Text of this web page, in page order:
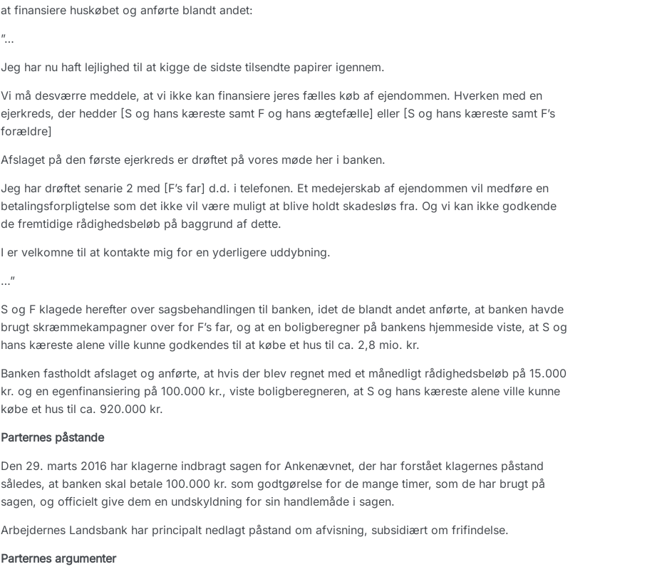
at finansiere huskøbet og anførte blandt andet:
”…
Jeg har nu haft lejlighed til at kigge de sidste tilsendte papirer igennem.
Vi må desværre meddele, at vi ikke kan finansiere jeres fælles køb af ejendommen. Hverken med en
ejerkreds, der hedder [S og hans kæreste samt F og hans ægtefælle] eller [S og hans kæreste samt F’s
forældre]
Afslaget på den første ejerkreds er drøftet på vores møde her i banken.
Jeg har drøftet senarie 2 med [F’s far] d.d. i telefonen. Et medejerskab af ejendommen vil medføre en
betalingsforpligtelse som det ikke vil være muligt at blive holdt skadesløs fra. Og vi kan ikke godkende
de fremtidige rådighedsbeløb på baggrund af dette.
I er velkomne til at kontakte mig for en yderligere uddybning.
…”
S og F klagede herefter over sagsbehandlingen til banken, idet de blandt andet anførte, at banken havde
brugt skræmmekampagner over for F’s far, og at en boligberegner på bankens hjemmeside viste, at S og
hans kæreste alene ville kunne godkendes til at købe et hus til ca. 2,8 mio. kr.
Banken fastholdt afslaget og anførte, at hvis der blev regnet med et månedligt rådighedsbeløb på 15.000
kr. og en egenfinansiering på 100.000 kr., viste boligberegneren, at S og hans kæreste alene ville kunne
købe et hus til ca. 920.000 kr.
Parternes påstande
Den 29. marts 2016 har klagerne indbragt sagen for Ankenævnet, der har forstået klagernes påstand
således, at banken skal betale 100.000 kr. som godtgørelse for de mange timer, som de har brugt på
sagen, og officielt give dem en undskyldning for sin handlemåde i sagen.
Arbejdernes Landsbank har principalt nedlagt påstand om afvisning, subsidiært om frifindelse.
Parternes argumenter